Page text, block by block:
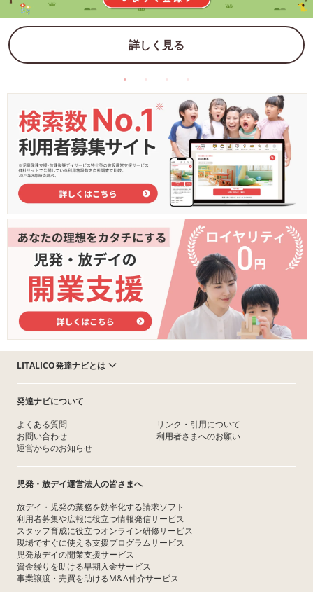
詳しく見る
LITALICO発達ナビとは
発達ナビについて
よくある質問
お問い合わせ
運営からのお知らせ
リンク・引用について
利用者さまへのお願い
児発・放デイ運営法人の皆さまへ
放デイ・児発の業務を効率化する請求ソフト
利用者募集や広報に役立つ情報発信サービス
スタッフ育成に役立つオンライン研修サービス
現場ですぐに使える支援プログラムサービス
児発放デイの開業支援サービス
資金繰りを助ける早期入金サービス
事業譲渡・売買を助けるM&A仲介サービス